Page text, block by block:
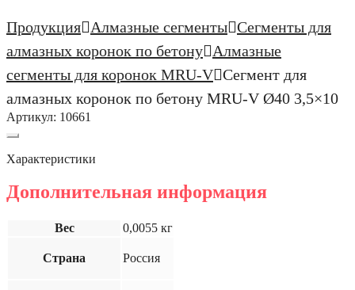
Продукция Алмазные сегменты Сегменты для
алмазных коронок по бетону
Алмазные
сегменты для коронок MRU-V Сегмент для
алмазных коронок по бетону MRU-V Ø40 3,5×10
Артикул: 10661
Характеристики
Дополнительная информация
Вес 0,0055 кг
Страна Россия